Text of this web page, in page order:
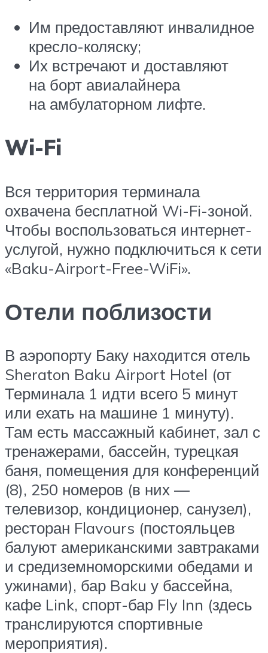
Им предоставляют инвалидное
кресло-коляску;
Их встречают и доставляют
на борт авиалайнера
на амбулаторном лифте.
Wi-Fi
Вся территория терминала
охвачена бесплатной Wi-Fi-зоной.
Чтобы воспользоваться интернет-
услугой, нужно подключиться к сети
«Baku-Airport-Free-WiFi».
Отели поблизости
В аэропорту Баку находится отель
Sheraton Baku Airport Hotel (от
Терминала 1 идти всего 5 минут
или ехать на машине 1 минуту).
Там есть массажный кабинет, зал с
тренажерами, бассейн, турецкая
баня, помещения для конференций
(8), 250 номеров (в них —
телевизор, кондиционер, санузел),
ресторан Flavours (постояльцев
балуют американскими завтраками
и средиземноморскими обедами и
ужинами), бар Baku у бассейна,
кафе Link, спорт-бар Fly Inn (здесь
транслируются спортивные
мероприятия).